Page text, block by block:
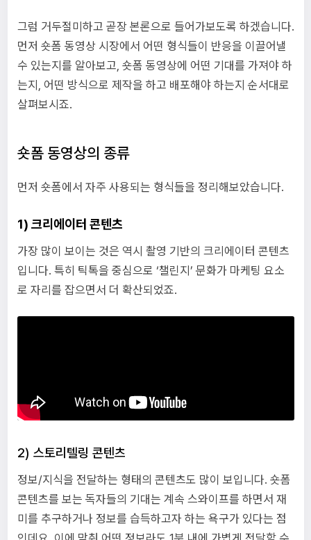
그럼 거두절미하고 곧장 본론으로 들어가보도록 하겠습니다.
먼저 숏폼 동영상 시장에서 어떤 형식들이 반응을 이끌어낼
수 있는지를 알아보고, 숏폼 동영상에 어떤 기대를 가져야 하
는지, 어떤 방식으로 제작을 하고 배포해야 하는지 순서대로
살펴보시죠.
숏폼 동영상의 종류
먼저 숏폼에서 자주 사용되는 형식들을 정리해보았습니다.
1) 크리에이터 콘텐츠
가장 많이 보이는 것은 역시 촬영 기반의 크리에이터 콘텐츠
입니다. 특히 틱톡을 중심으로 ‘챌린지’ 문화가 마케팅 요소
로 자리를 잡으면서 더 확산되었죠.
2) 스토리텔링 콘텐츠
정보/지식을 전달하는 형태의 콘텐츠도 많이 보입니다. 숏폼
콘텐츠를 보는 독자들의 기대는 계속 스와이프를 하면서 재
미를 추구하거나 정보를 습득하고자 하는 욕구가 있다는 점